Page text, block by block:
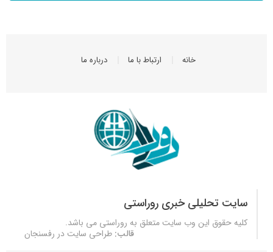
خانه ارتباط با ما درباره ما
سایت تحلیلی خبری روراستی
کلیه حقوق این وب سایت متعلق به روراستی می باشد.
قالب: طراحی سایت در رفسنجان